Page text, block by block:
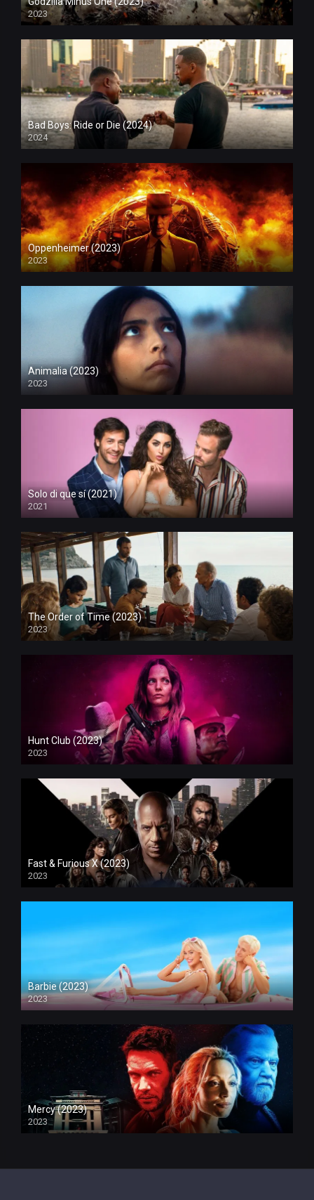
2023
Bad Boys: Ride or Die (2024)
2024
Oppenheimer (2023)
2023
Animalia (2023)
2023
Solo di que sí (2021)
2021
The Order of Time (2023)
2023
Hunt Club (2023)
2023
Fast & Furious X (2023)
2023
Barbie (2023)
2023
Mercy (2023)
2023